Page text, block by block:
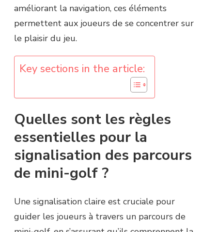
améliorant la navigation, ces éléments
permettent aux joueurs de se concentrer sur
le plaisir du jeu.
Key sections in the article:
Quelles sont les règles
essentielles pour la
signalisation des parcours
de mini-golf ?
Une signalisation claire est cruciale pour
guider les joueurs à travers un parcours de